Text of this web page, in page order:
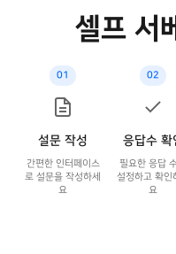
셀프 서
01
설문 작성
간편한 인터페이스
로 설문을 작성하세
요
02
응답수 확
필요한 응답
설정하고 확인
요